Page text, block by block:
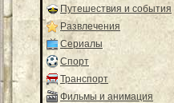
Путешествия и события
Развлечения
Сериалы
Спорт
Транспорт
Фильмы и анимация